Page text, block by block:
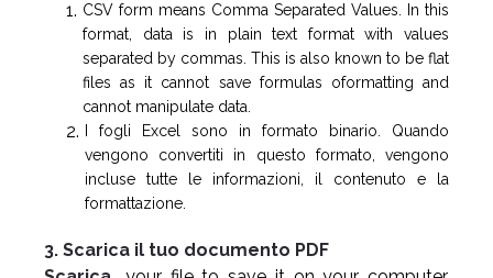
CSV form means Comma Separated Values. In this
format, data is in plain text format with values
separated by commas. This is also known to be flat
files as it cannot save formulas oformatting and
cannot manipulate data.
I fogli Excel sono in formato binario. Quando
vengono convertiti in questo formato, vengono
incluse tutte le informazioni, il contenuto e la
formattazione.
3. Scarica il tuo documento PDF